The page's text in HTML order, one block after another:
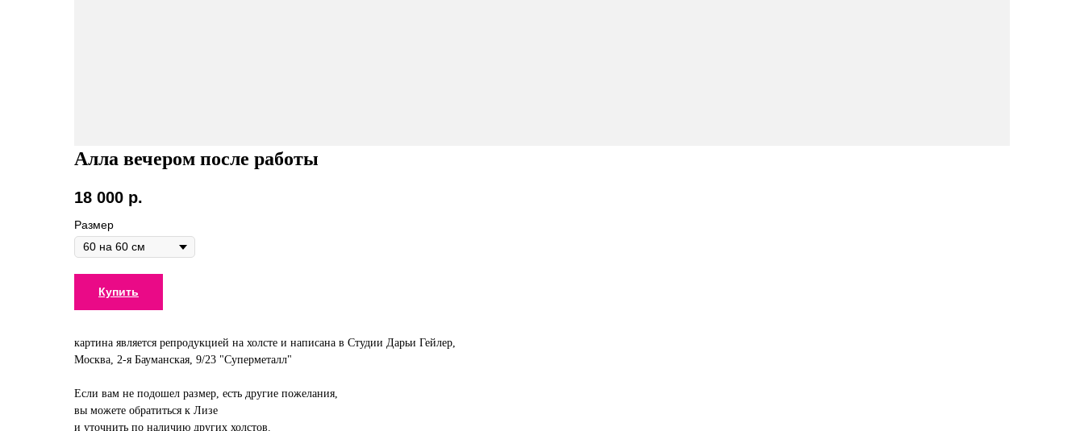
Алла вечером после работы
18 000 р.
Размер
Купить
картина является репродукцией на холсте и написана в Студии Дарьи Гейлер,
Москва, 2-я Бауманская, 9/23 "Суперметалл"
Если вам не подошел размер, есть другие пожелания,
вы можете обратиться к Лизе
и уточнить по наличию других холстов.